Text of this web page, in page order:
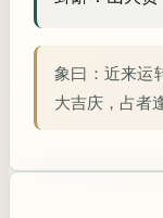
象曰： 近来运
大吉庆，占者